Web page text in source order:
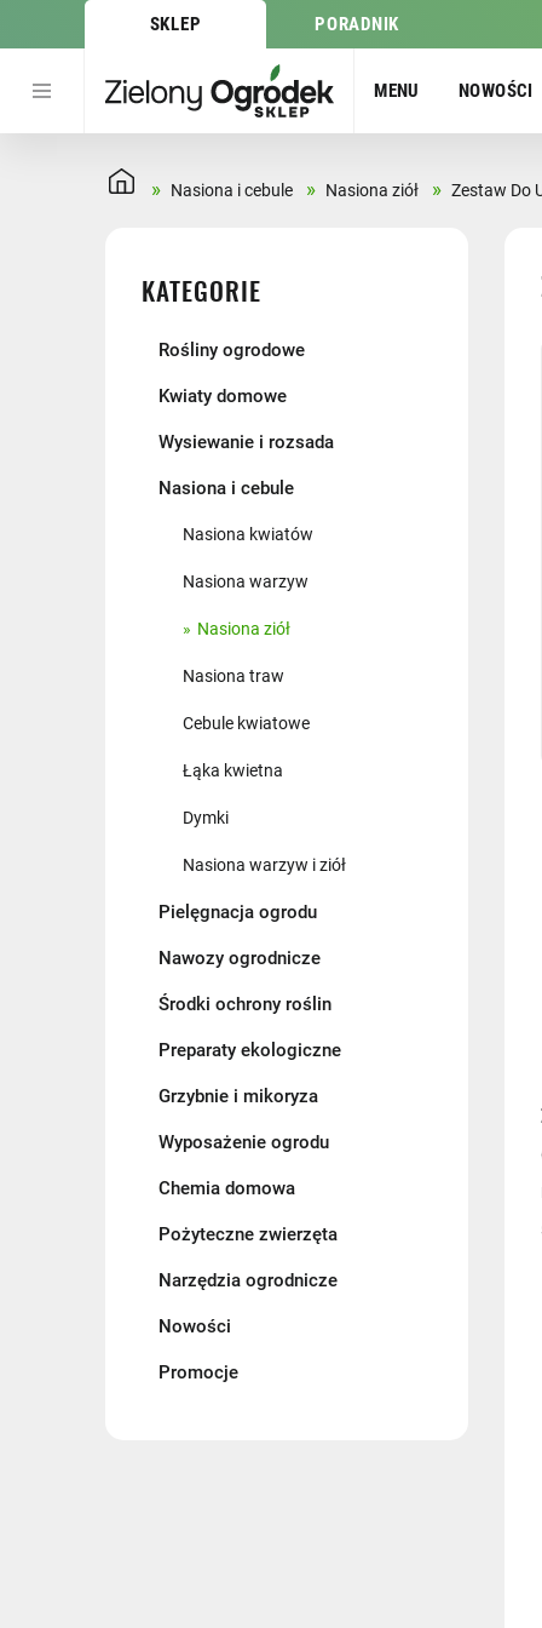
SKLEP PORADNIK
MENU NOWOŚCI
» Nasiona i cebule » Nasiona ziół » Zestaw Do
KATEGORIE
Rośliny ogrodowe
Kwiaty domowe
Wysiewanie i rozsada
Nasiona i cebule
Nasiona kwiatów
Nasiona warzyw
Nasiona ziół
Nasiona traw
Cebule kwiatowe
Łąka kwietna
Dymki
Nasiona warzyw i ziół
Pielęgnacja ogrodu
Nawozy ogrodnicze
Środki ochrony roślin
Preparaty ekologiczne
Grzybnie i mikoryza
Wyposażenie ogrodu
Chemia domowa
Pożyteczne zwierzęta
Narzędzia ogrodnicze
Nowości
Promocje